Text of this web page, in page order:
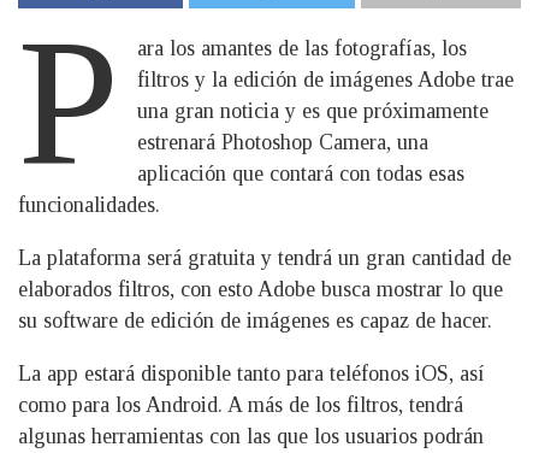
P
ara los amantes de las fotografías, los
filtros y la edición de imágenes Adobe trae
una gran noticia y es que próximamente
estrenará Photoshop Camera, una
aplicación que contará con todas esas
funcionalidades.
La plataforma será gratuita y tendrá un gran cantidad de
elaborados filtros, con esto Adobe busca mostrar lo que
su software de edición de imágenes es capaz de hacer.
La app estará disponible tanto para teléfonos iOS, así
como para los Android. A más de los filtros, tendrá
algunas herramientas con las que los usuarios podrán